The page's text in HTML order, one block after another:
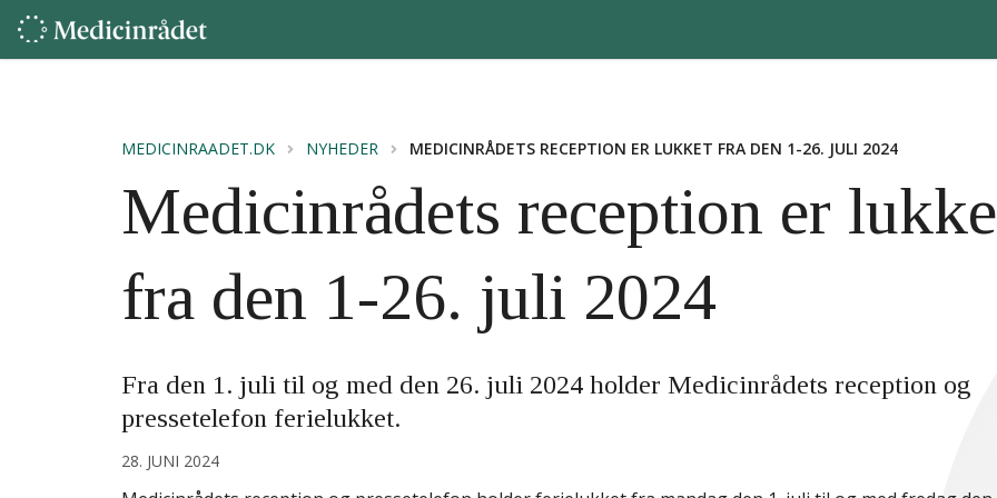
MEDICINRAADET.DK NYHEDER MEDICINRÅDETS RECEPTION ER LUKKET FRA DEN 1-26. JULI 2024
Medicinrådets reception er
fra den 1-26. juli 2024
Fra den 1. juli til og med den 26. juli 2024 holder Medicinrådets reception og
pressetelefon ferielukket.
28. JUNI 2024